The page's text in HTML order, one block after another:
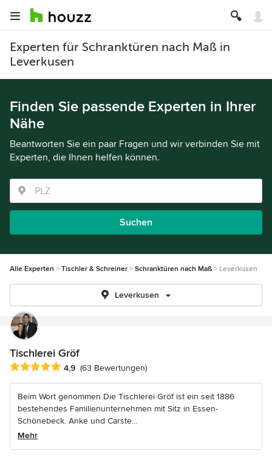
Experten für Schranktüren nach Maß in
Leverkusen
Finden Sie passende Experten in Ihrer
Nähe
Beantworten Sie ein paar Fragen und wir verbinden Sie mit
Experten, die Ihnen helfen können.
Suchen
Alle Experten Tischler & Schreiner Schranktüren nach Maß Leverkusen
Leverkusen
Tischlerei Gröf
Durchschnittliche Bewertung: 4.9 von 5 Sternen
4,9 (63 Bewertungen)
Beim Wort genommen Die Tischlerei Gröf ist ein seit 1886
bestehendes Familienunternehmen mit Sitz in Essen-
Schönebeck. Anke und Carste...
Mehr